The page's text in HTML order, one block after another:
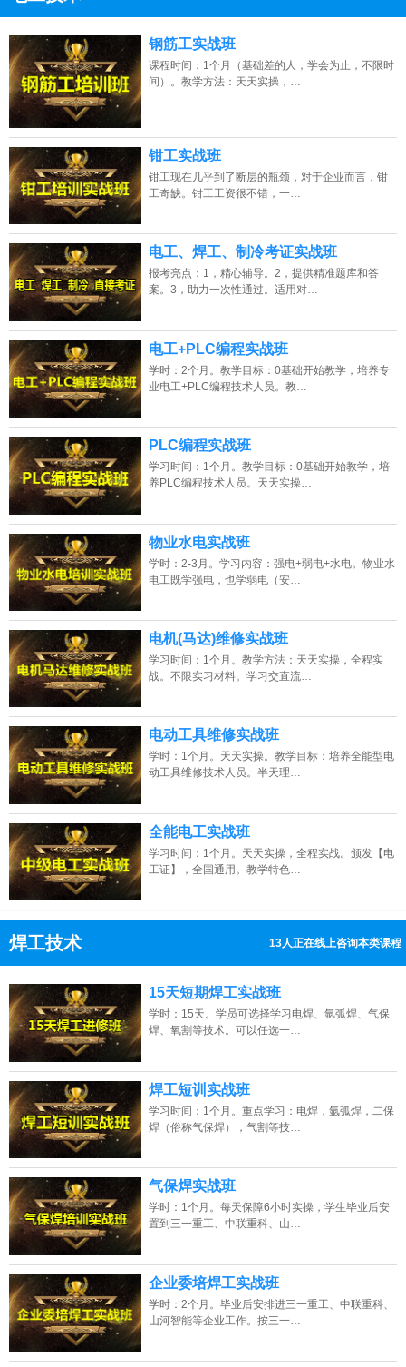
点击免费咨询电话：13807313137
钢筋工实战班
课程时间：1个月（基础差的人，学会为止，不限时
间）。教学方法：天天实操，…
钳工实战班
钳工现在几乎到了断层的瓶颈，对于企业而言，钳
工奇缺。钳工工资很不错，一…
电工、焊工、制冷考证实战班
报考亮点：1，精心辅导。2，提供精准题库和答
案。3，助力一次性通过。适用对…
电工+PLC编程实战班
学时：2个月。教学目标：0基础开始教学，培养专
业电工+PLC编程技术人员。教…
PLC编程实战班
学习时间：1个月。教学目标：0基础开始教学，培
养PLC编程技术人员。天天实操…
物业水电实战班
学时：2-3月。学习内容：强电+弱电+水电。物业水
电工既学强电，也学弱电（安…
电机(马达)维修实战班
学习时间：1个月。教学方法：天天实操，全程实
战。不限实习材料。学习交直流…
电动工具维修实战班
学时：1个月。天天实操。教学目标：培养全能型电
动工具维修技术人员。半天理…
全能电工实战班
学习时间：1个月。天天实操，全程实战。颁发【电
工证】，全国通用。教学特色…
焊工技术 13人正在线上咨询本类课程
点击免费咨询电话：13807313137
15天短期焊工实战班
学时：15天。学员可选择学习电焊、氩弧焊、气保
焊、氧割等技术。可以任选一…
焊工短训实战班
学习时间：1个月。重点学习：电焊，氩弧焊，二保
焊（俗称气保焊），气割等技…
气保焊实战班
学时：1个月。每天保障6小时实操，学生毕业后安
置到三一重工、中联重科、山…
企业委培焊工实战班
学时：2个月。毕业后安排进三一重工、中联重科、
山河智能等企业工作。按三一…